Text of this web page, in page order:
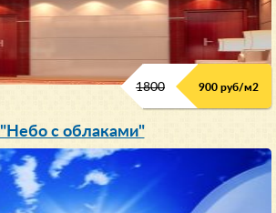
1800 900 руб/м2
"Небо с облаками"